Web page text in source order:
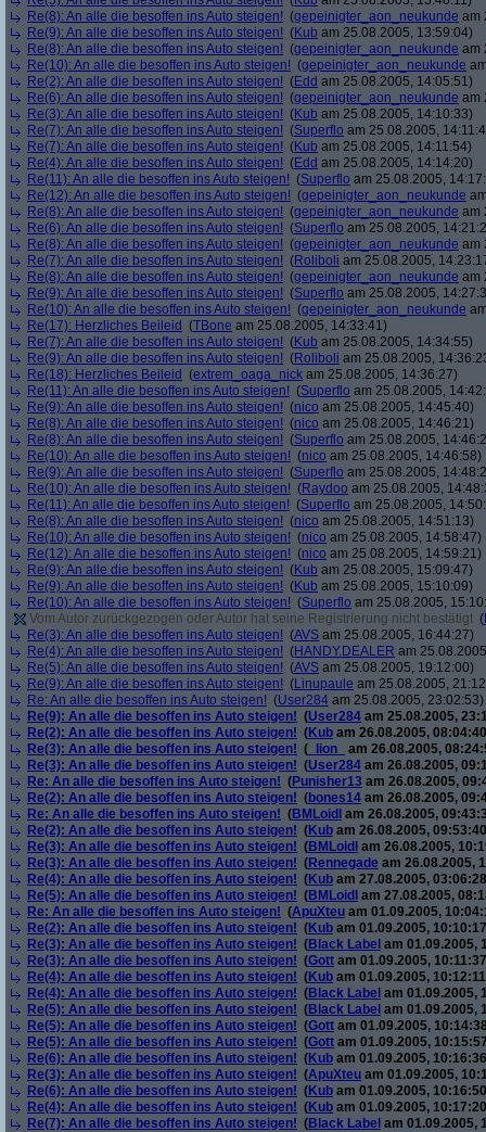
Re(8): An alle die besoffen ins Auto steigen! (gepeinigter_aon_neukunde am
Re(9): An alle die besoffen ins Auto steigen! (Kub am 25.08.2005, 13:59:04)
Re(8): An alle die besoffen ins Auto steigen! (gepeinigter_aon_neukunde am
Re(10): An alle die besoffen ins Auto steigen! (gepeinigter_aon_neukunde
Re(2): An alle die besoffen ins Auto steigen! (Edd am 25.08.2005, 14:05:51)
Re(6): An alle die besoffen ins Auto steigen! (gepeinigter_aon_neukunde am
Re(3): An alle die besoffen ins Auto steigen! (Kub am 25.08.2005, 14:10:33)
Re(7): An alle die besoffen ins Auto steigen! (Superflo am 25.08.2005,
Re(7): An alle die besoffen ins Auto steigen! (Kub am 25.08.2005, 14:11:54)
Re(4): An alle die besoffen ins Auto steigen! (Edd am 25.08.2005, 14:14:20)
Re(11): An alle die besoffen ins Auto steigen! (Superflo am 25.08.2005,
Re(12): An alle die besoffen ins Auto steigen! (gepeinigter_aon_neukunde
Re(8): An alle die besoffen ins Auto steigen! (gepeinigter_aon_neukunde am
Re(6): An alle die besoffen ins Auto steigen! (Superflo am 25.08.2005,
Re(8): An alle die besoffen ins Auto steigen! (gepeinigter_aon_neukunde am
Re(7): An alle die besoffen ins Auto steigen! (Roliboli am 25.08.2005,
Re(8): An alle die besoffen ins Auto steigen! (gepeinigter_aon_neukunde am
Re(9): An alle die besoffen ins Auto steigen! (Superflo am 25.08.2005,
Re(10): An alle die besoffen ins Auto steigen! (gepeinigter_aon_neukunde
Re(17): Herzliches Beileid (TBone am 25.08.2005, 14:33:41)
Re(7): An alle die besoffen ins Auto steigen! (Kub am 25.08.2005, 14:34:55)
Re(9): An alle die besoffen ins Auto steigen! (Roliboli am 25.08.2005,
Re(18): Herzliches Beileid (extrem_oaga_nick am 25.08.2005, 14:36:27)
Re(11): An alle die besoffen ins Auto steigen! (Superflo am 25.08.2005,
Re(9): An alle die besoffen ins Auto steigen! (nico am 25.08.2005, 14:45:40)
Re(8): An alle die besoffen ins Auto steigen! (nico am 25.08.2005, 14:46:21)
Re(8): An alle die besoffen ins Auto steigen! (Superflo am 25.08.2005,
Re(10): An alle die besoffen ins Auto steigen! (nico am 25.08.2005, 14:46:58)
Re(9): An alle die besoffen ins Auto steigen! (Superflo am 25.08.2005,
Re(10): An alle die besoffen ins Auto steigen! (Raydoo am 25.08.2005,
Re(11): An alle die besoffen ins Auto steigen! (Superflo am 25.08.2005,
Re(8): An alle die besoffen ins Auto steigen! (nico am 25.08.2005, 14:51:13)
Re(10): An alle die besoffen ins Auto steigen! (nico am 25.08.2005, 14:58:47)
Re(12): An alle die besoffen ins Auto steigen! (nico am 25.08.2005, 14:59:21)
Re(9): An alle die besoffen ins Auto steigen! (Kub am 25.08.2005, 15:09:47)
Re(9): An alle die besoffen ins Auto steigen! (Kub am 25.08.2005, 15:10:09)
Re(10): An alle die besoffen ins Auto steigen! (Superflo am 25.08.2005,
Vom Autor zurückgezogen oder Autor hat seine Registrierung nicht bestätigt (
Re(3): An alle die besoffen ins Auto steigen! (AVS am 25.08.2005, 16:44:27)
Re(4): An alle die besoffen ins Auto steigen! (HANDY.DEALER am
Re(5): An alle die besoffen ins Auto steigen! (AVS am 25.08.2005, 19:12:00)
Re(9): An alle die besoffen ins Auto steigen! (Linupaule am 25.08.2005,
Re: An alle die besoffen ins Auto steigen! (User284 am 25.08.2005, 23:02:53)
Re(9): An alle die besoffen ins Auto steigen! (User284 am 25.08.2005,
Re(2): An alle die besoffen ins Auto steigen! (Kub am 26.08.2005,
Re(3): An alle die besoffen ins Auto steigen! ( _lion_
am 26.08.2005,
Re(3): An alle die besoffen ins Auto steigen! (User284 am 26.08.2005,
Re: An alle die besoffen ins Auto steigen! (Punisher13 am 26.08.2005,
Re(2): An alle die besoffen ins Auto steigen! (bones14 am 26.08.2005,
Re: An alle die besoffen ins Auto steigen! (BMLoidl am 26.08.2005,
Re(2): An alle die besoffen ins Auto steigen! (Kub am 26.08.2005,
Re(3): An alle die besoffen ins Auto steigen! (BMLoidl am 26.08.2005,
Re(3): An alle die besoffen ins Auto steigen! (Rennegade am 26.08.2005,
Re(4): An alle die besoffen ins Auto steigen! (Kub am 27.08.2005,
Re(5): An alle die besoffen ins Auto steigen! (BMLoidl am 27.08.2005,
Re: An alle die besoffen ins Auto steigen! (ApuXteu am 01.09.2005,
Re(2): An alle die besoffen ins Auto steigen! (Kub am 01.09.2005,
Re(3): An alle die besoffen ins Auto steigen! (Black Label am 01.09.2005,
Re(3): An alle die besoffen ins Auto steigen! (Gott am 01.09.2005,
Re(4): An alle die besoffen ins Auto steigen! (Kub am 01.09.2005,
Re(4): An alle die besoffen ins Auto steigen! (Black Label am 01.09.2005,
Re(5): An alle die besoffen ins Auto steigen! (Black Label am 01.09.2005,
Re(5): An alle die besoffen ins Auto steigen! (Gott am 01.09.2005,
Re(5): An alle die besoffen ins Auto steigen! (Gott am 01.09.2005,
Re(6): An alle die besoffen ins Auto steigen! (Kub am 01.09.2005,
Re(3): An alle die besoffen ins Auto steigen! (ApuXteu am 01.09.2005,
Re(6): An alle die besoffen ins Auto steigen! (Kub am 01.09.2005,
Re(4): An alle die besoffen ins Auto steigen! (Kub am 01.09.2005,
Re(7): An alle die besoffen ins Auto steigen! (Black Label am 01.09.2005,